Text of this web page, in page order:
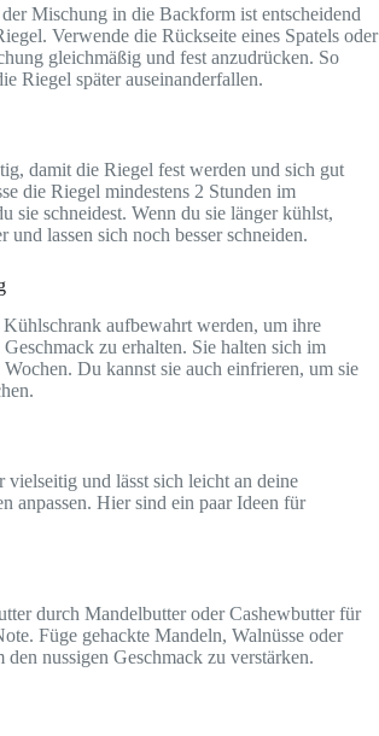
Mischung in die Backform ist entscheidend
Verwende die Rückseite eines Spatels oder
gleichmäßig und fest anzudrücken. So
Riegel später auseinanderfallen.
damit die Riegel fest werden und sich gut
die Riegel mindestens 2 Stunden im
sie schneidest. Wenn du sie länger kühlst,
und lassen sich noch besser schneiden.
aufbewahrt werden, um ihre
zu erhalten. Sie halten sich im
Du kannst sie auch einfrieren, um sie
vielseitig und lässt sich leicht an deine
anpassen. Hier sind ein paar Ideen für
durch Mandelbutter oder Cashewbutter für
Füge gehackte Mandeln, Walnüsse oder
den nussigen Geschmack zu verstärken.